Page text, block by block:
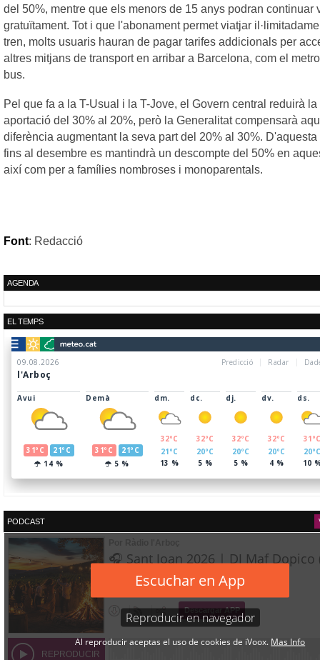
del 50%, mentre que els menors de 15 anys podran continuar
gratuïtament. Tot i que l'abonament permet viatjar
tren, molts usuaris hauran de pagar tarifes addicionals per
altres mitjans de transport en arribar a Barcelona, com el
bus.
Pel que fa a la T-Usual i la T-Jove, el Govern central reduirà la
aportació del 30% al 20%, però la Generalitat compensarà
diferència augmentant la seva part del 20% al 30%. D'aquesta
fins al desembre es mantindrà un descompte del 50% en
així com per a famílies nombroses i monoparentals.
Font: Redacció
AGENDA
EL TEMPS
PODCAST